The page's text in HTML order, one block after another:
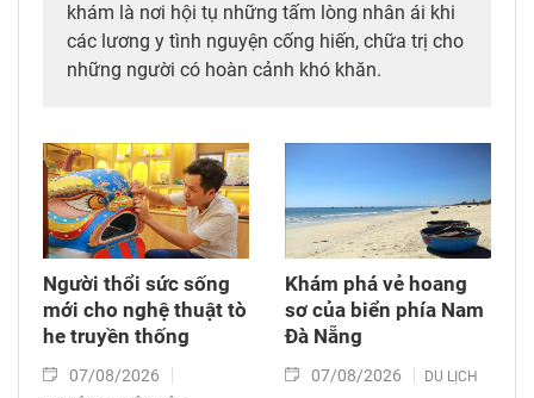
khám là nơi hội tụ những tấm lòng nhân ái khi
các lương y tình nguyện cống hiến, chữa trị cho
những người có hoàn cảnh khó khăn.
Người thổi sức sống
mới cho nghệ thuật tò
he truyền thống
07/08/2026
Khám phá vẻ hoang
sơ của biển phía Nam
Đà Nẵng
07/08/2026 DU LỊCH